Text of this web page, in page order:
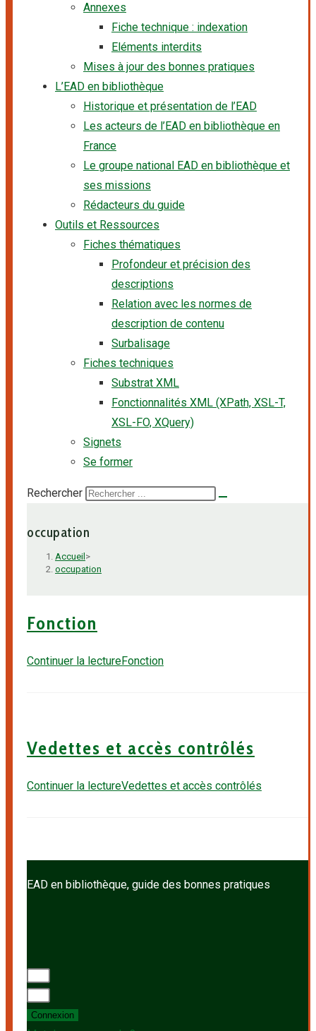
Annexes
Fiche technique : indexation
Eléments interdits
Mises à jour des bonnes pratiques
L’EAD en bibliothèque
Historique et présentation de l’EAD
Les acteurs de l’EAD en bibliothèque en
France
Le groupe national EAD en bibliothèque et
ses missions
Rédacteurs du guide
Outils et Ressources
Fiches thématiques
Profondeur et précision des
descriptions
Relation avec les normes de
description de contenu
Surbalisage
Fiches techniques
Substrat XML
Fonctionnalités XML (XPath, XSL-T,
XSL-FO, XQuery)
Signets
Se former
Rechercher
occupation
Accueil >
occupation
Fonction
Continuer la lectureFonction
Vedettes et accès contrôlés
Continuer la lectureVedettes et accès contrôlés
EAD en bibliothèque, guide des bonnes pratiques
Connexion